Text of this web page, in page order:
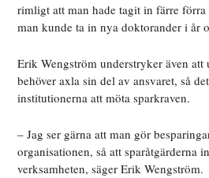
rimligt att man hade tagit in färre förra
man kunde ta in nya doktorander i år
Erik Wengström understryker även att
behöver axla sin del av ansvaret, så
institutionerna att möta sparkraven.
– Jag ser gärna att man gör
organisationen, så att sparåtgärderna
verksamheten, säger Erik Wengström.